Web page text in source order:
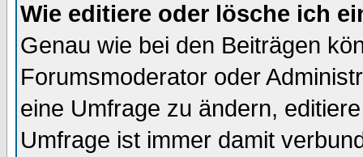
Wie editiere oder lösche ich
Genau wie bei den Beiträgen
Forumsmoderator oder
eine Umfrage zu ändern,
Umfrage ist immer damit